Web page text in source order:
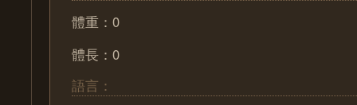
體重：0
體長：0
語言：